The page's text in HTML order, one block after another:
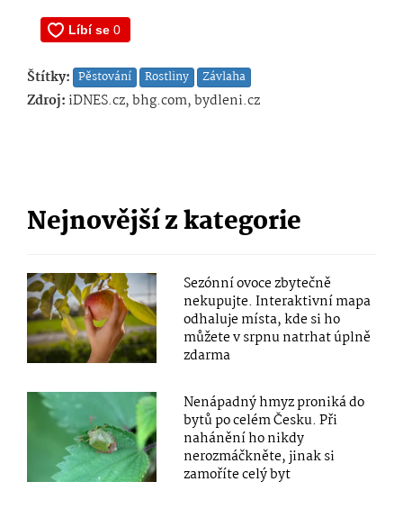
Štítky: Pěstování Rostliny Závlaha
Zdroj: iDNES.cz, bhg.com, bydleni.cz
Nejnovější z kategorie
Sezónní ovoce zbytečně
nekupujte. Interaktivní mapa
odhaluje místa, kde si ho
můžete v srpnu natrhat úplně
zdarma
Nenápadný hmyz proniká do
bytů po celém Česku. Při
nahánění ho nikdy
nerozmáčkněte, jinak si
zamoříte celý byt